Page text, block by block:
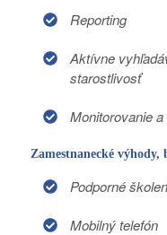
Reporting
Aktívne
starostlivosť
Monitorovanie
Zamestnanecké výhody,
Podporné
Mobilný telefón